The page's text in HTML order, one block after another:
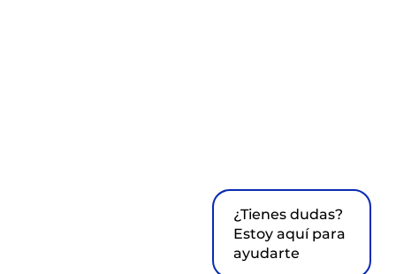
¿Tienes dudas?
Estoy aquí para
ayudarte